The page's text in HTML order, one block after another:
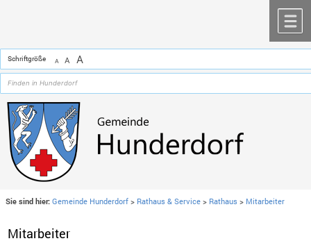
Schriftgröße A A A
Sie sind hier: Gemeinde Hunderdorf > Rathaus & Service > Rathaus > Mitarbeiter
Mitarbeiter